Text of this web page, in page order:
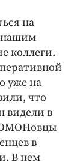
на
нашим
коллеги.
уже на
что
видели в
в
В нем